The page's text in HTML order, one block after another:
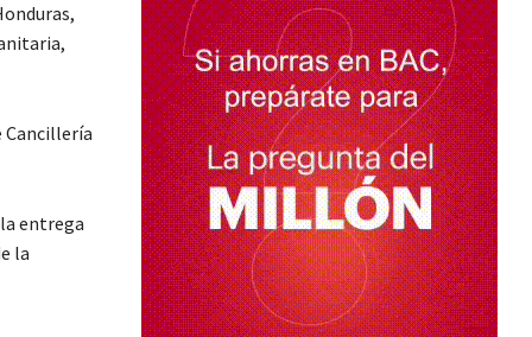
Cancillería
entrega
la